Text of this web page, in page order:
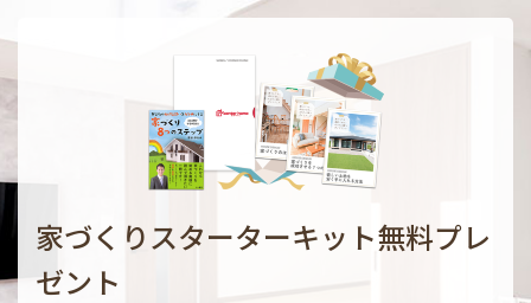
家づくりスターターキット無料プレ
ゼント